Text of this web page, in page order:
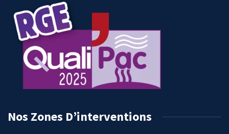
Nos Zones D’interventions